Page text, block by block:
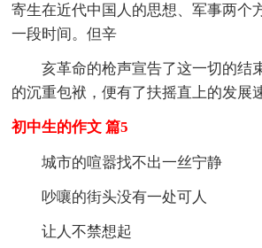
寄生在近代中国人的思想、军事两个
一段时间。但辛
亥革命的枪声宣告了这一切的结
的沉重包袱，便有了扶摇直上的发展
初中生的作文 篇5
城市的喧嚣找不出一丝宁静
吵嚷的街头没有一处可人
让人不禁想起